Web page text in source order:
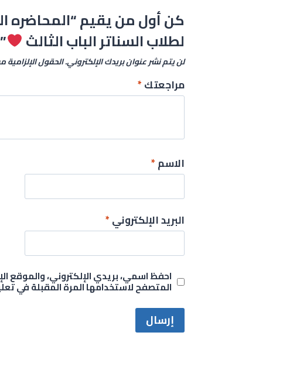
كن أول من يقيم “المحاضره
لطلاب السناتر الباب الثالث
”
لن يتم نشر عنوان بريدك الإلكتروني.الحقول الإلزامية
مراجعتك*
الاسم*
البريد الإلكتروني*
احفظ اسمي، بريدي الإلكتروني، والموقع
المتصفح لاستخدامها المرة المقبلة في